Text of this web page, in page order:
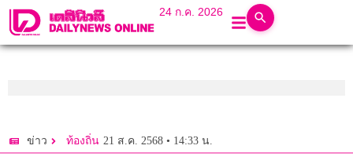
24 ก.ค. 2026
ข่าว ท้องถิ่น 21 ส.ค. 2568 • 14:33 น.